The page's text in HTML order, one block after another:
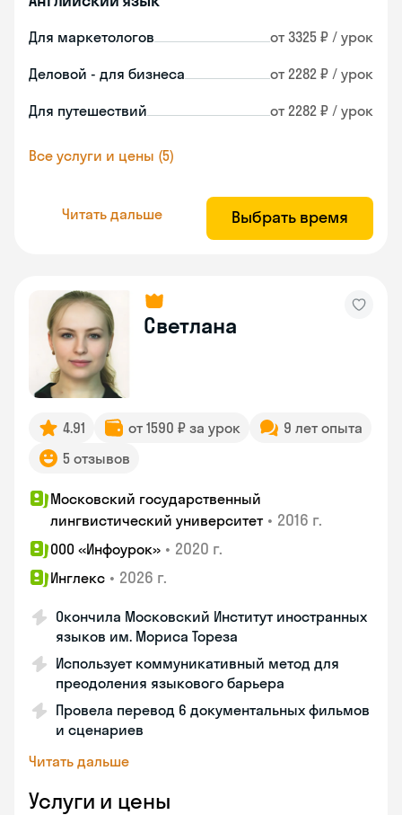
Для маркетологов от 3325 ₽ / урок
Деловой - для бизнеса от 2282 ₽ / урок
Для путешествий от 2282 ₽ / урок
Все услуги и цены (5)
Читать дальше Выбрать время
Светлана
4.91 от 1590 ₽ за урок
9 лет опыта
5 отзывов
Московский государственный
лингвистический университет • 2016 г.
ООО «Инфоурок» • 2020 г.
Инглекс • 2026 г.
Окончила Московский Институт иностранных
языков им. Мориса Тореза
Использует коммуникативный метод для
преодоления языкового барьера
Провела перевод 6 документальных фильмов
и сценариев
Читать дальше
Услуги и цены